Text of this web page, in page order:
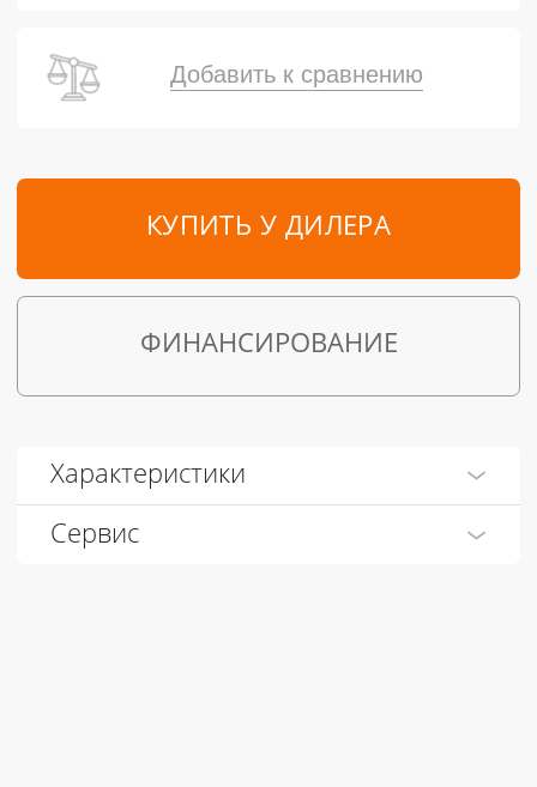
КУПИТЬ У ДИЛЕРА
Добавить к сравнению
ФИНАНСИРОВАНИЕ
Характеристики
Сервис